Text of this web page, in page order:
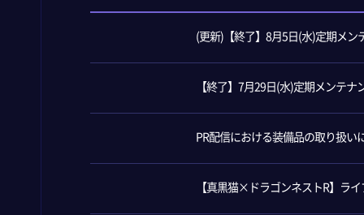
(更新)【終了】8月5日(水)定期メン
【終了】7月29日(水)定期メンテナ
PR配信における装備品の取り扱い
【真黒猫×ドラゴンネストR】ラ